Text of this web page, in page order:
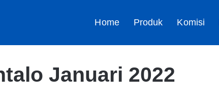
Home Produk Komisi
Januari 2022